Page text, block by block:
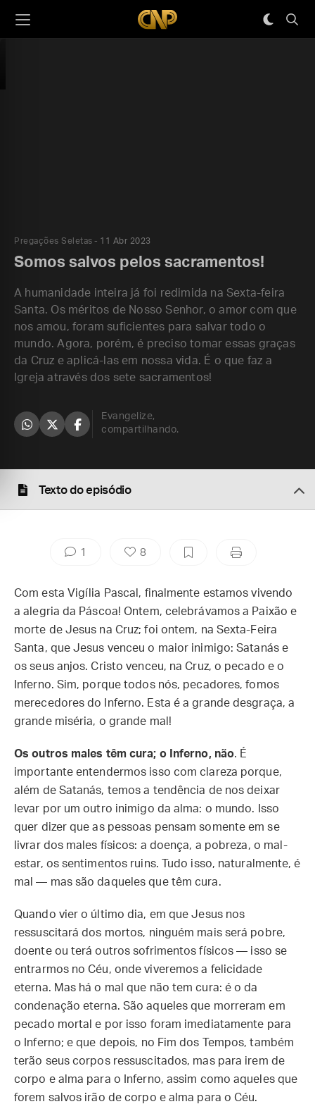
Pregações Seletas 11 Abr 2023
Somos salvos pelos sacramentos!
A humanidade inteira já foi redimida na Sexta-feira
Santa. Os méritos de Nosso Senhor, o amor com que
nos amou, foram suficientes para salvar todo o
mundo. Agora, porém, é preciso tomar essas graças
da Cruz e aplicá-las em nossa vida. É o que faz a
Igreja através dos sete sacramentos!
Evangelize,
compartilhando.
Texto do episódio
1 8
Com esta Vigília Pascal, finalmente estamos vivendo
a alegria da Páscoa! Ontem, celebrávamos a Paixão e
morte de Jesus na Cruz; foi ontem, na Sexta-Feira
Santa, que Jesus venceu o maior inimigo: Satanás e
os seus anjos. Cristo venceu, na Cruz, o pecado e o
Inferno. Sim, porque todos nós, pecadores, fomos
merecedores do Inferno. Esta é a grande desgraça, a
grande miséria, o grande mal!
Os outros males têm cura; o Inferno, não. É
importante entendermos isso com clareza porque,
além de Satanás, temos a tendência de nos deixar
levar por um outro inimigo da alma: o mundo. Isso
quer dizer que as pessoas pensam somente em se
livrar dos males físicos: a doença, a pobreza, o mal-
estar, os sentimentos ruins. Tudo isso, naturalmente, é
mal — mas são daqueles que têm cura.
Quando vier o último dia, em que Jesus nos
ressuscitará dos mortos, ninguém mais será pobre,
doente ou terá outros sofrimentos físicos — isso se
entrarmos no Céu, onde viveremos a felicidade
eterna. Mas há o mal que não tem cura: é o da
condenação eterna. São aqueles que morreram em
pecado mortal e por isso foram imediatamente para
o Inferno; e que depois, no Fim dos Tempos, também
terão seus corpos ressuscitados, mas para irem de
corpo e alma para o Inferno, assim como aqueles que
forem salvos irão de corpo e alma para o Céu.